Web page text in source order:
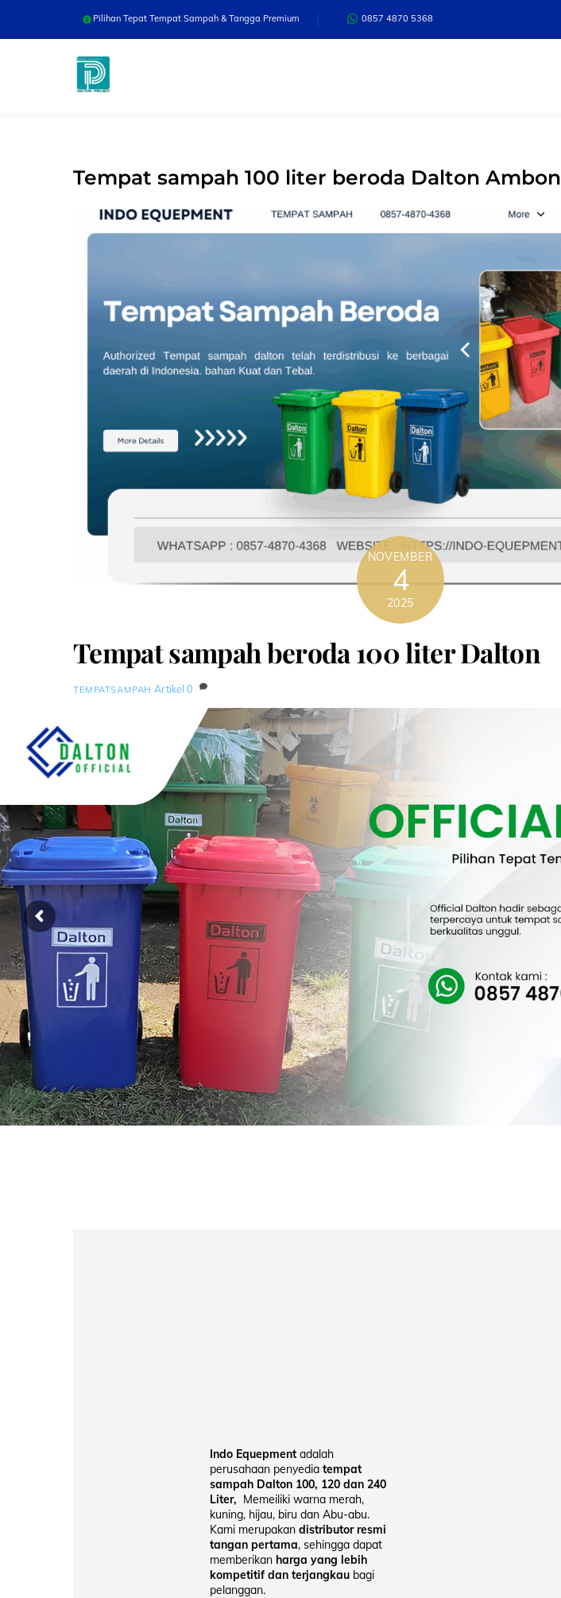
content
Pilihan Tepat Tempat Sampah & Tangga Premium 0857 4870 5368
Tempat sampah 100 liter beroda Dalton Ambon
NOVEMBER
4
2025
Tempat sampah beroda 100 liter Dalton
TEMPATSAMPAH Artikel 0
Indo Equepment adalah
perusahaan penyediatempat
sampah Dalton 100, 120 dan 240
Liter, Memeiliki warna merah,
kuning, hijau, biru dan Abu-abu.
Kami merupakandistributor resmi
tangan pertama, sehingga dapat
memberikan harga yang lebih
kompetitif dan terjangkau bagi
pelanggan.